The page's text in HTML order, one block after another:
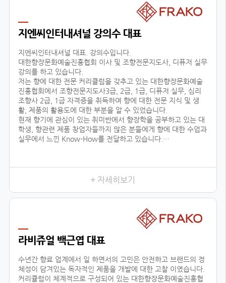
지엔씨인터내셔널 강의수 대표
지엔씨인터내셔널 대표. 강의수입니다.
대한향장문화예술진흥협회 이사 및 조향전문지도사, 디퓨저 실무
강의를 하고 있습니다.
저는 향에 대한 전문 커리큘럼을 갖추고 있는 대한향장문화예술
진흥협회에서 조향전문지도사3급, 2급, 1급, 디퓨저 실무, 심리
조향사 2급, 1급 자격증을 취득하여 향에 대한 전문 지식 및 생
활, 제품의 활용도에 대한 부분을 알 수 있었습니다.
현재 향기에 관심이 있는 취미반에서 향장학을 공부하고 있는 대
학생, 향관련 제품 창업자들까지 많은 분들에게 향에 대한 수업과
실무에서 느낀 Know-How를 전달하고 있습니다.
등을 생산, 판매, 수출하고 있으며, 타 브랜드 제품 기획, 컨설팅
+ 자세히보기
라비쥬얼 백근엽 대표
수년간 향료 업계에서 일 하면서의 고민은 안전하고 브랜드의 정
체성이 담겨있는 독자적인 제품을 개발에 대한 고찰 이였습니다.
커리큘럼이 체계적으로 구성되어 있는 대한향장문화예술진흥협